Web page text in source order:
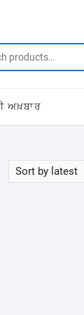
ਅਖ਼ਬਾਰ